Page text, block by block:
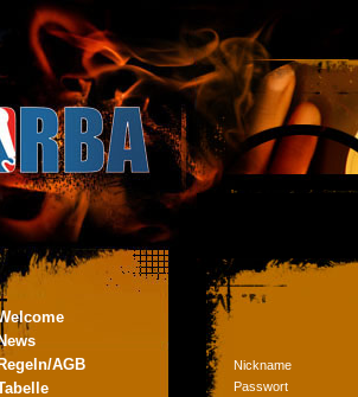
Regeln/AGB
Nickname
Passwort